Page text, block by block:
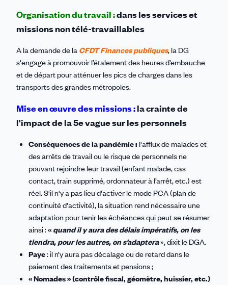
Organisation du travail :dans les services et
missions non télé-travaillables
A la demande de la CFDT Finances publiques, la DG
s'engage à promouvoir l’étalement des heures d’embauche
et de départ pour atténuer les pics de charges dans les
transports des grandes métropoles.
Mise en œuvre des missions :la crainte de
l'impact de la 5e vague sur les personnels
Conséquences de la pandémie : l'afflux de malades et
des arrêts de travail ou le risque de personnels ne
pouvant rejoindre leur travail (enfant malade, cas
contact, train supprimé, ordonnateur à l’arrêt, etc.) est
réel. S'il n'y a pas lieu d'activer le mode PCA (plan de
continuité d'activité), la situation rend nécessaire une
adaptation pour tenir les échéances qui peut se résumer
ainsi :« quand il y aura des délais impératifs, on les
tiendra, pour les autres, on s’adaptera», dixit le DGA.
Paye: il n’y aura pas décalage ou de retard dans le
paiement des traitements et pensions ;
« Nomades » (contrôle fiscal, géomètre, huissier, etc.)